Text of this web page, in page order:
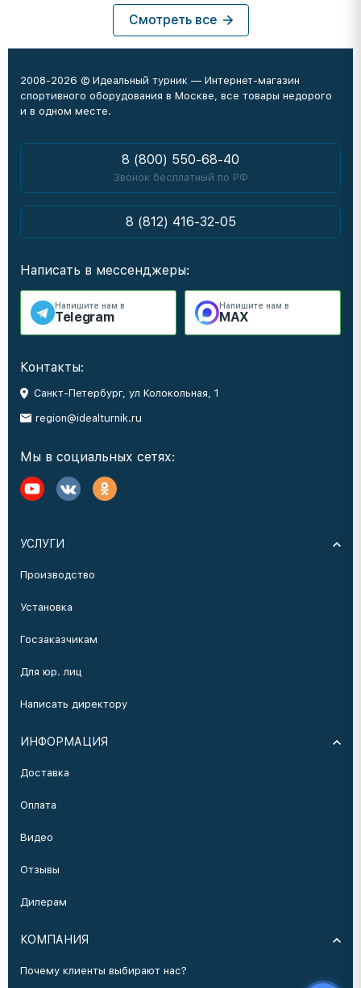
Смотреть все
2008-2026 © Идеальный турник — Интернет-магазин
спортивного оборудования в Москве, все товары недорого
и в одном месте.
8 (800) 550-68-40
Звонок бесплатный по РФ
8 (812) 416-32-05
Написать в мессенджеры:
Напишите нам в
Telegram
Напишите нам в
MAX
Контакты:
Санкт-Петербург, ул Колокольная, 1
region@idealturnik.ru
Мы в социальных сетях:
УСЛУГИ
Производство
Установка
Госзаказчикам
Для юр. лиц
Написать директору
ИНФОРМАЦИЯ
Доставка
Оплата
Видео
Отзывы
Дилерам
КОМПАНИЯ
Почему клиенты выбирают нас?